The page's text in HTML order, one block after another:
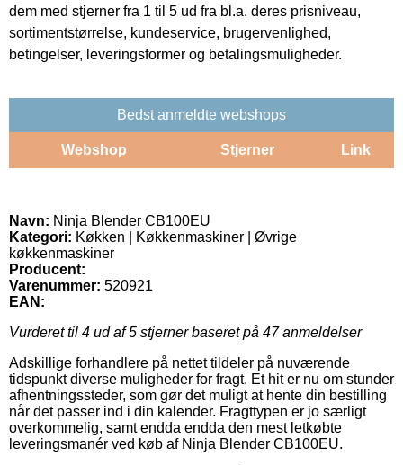
dem med stjerner fra 1 til 5 ud fra bl.a. deres prisniveau,
sortimentstørrelse, kundeservice, brugervenlighed,
betingelser, leveringsformer og betalingsmuligheder.
Bedst anmeldte webshops
Webshop Stjerner Link
Navn: Ninja Blender CB100EU
Kategori: Køkken | Køkkenmaskiner | Øvrige
køkkenmaskiner
Producent:
Varenummer: 520921
EAN:
Vurderet til 4 ud af 5 stjerner baseret på 47anmeldelser
Adskillige forhandlere på nettet tildeler på nuværende
tidspunkt diverse muligheder for fragt. Et hit er nu om stunder
afhentningssteder, som gør det muligt at hente din bestilling
når det passer ind i din kalender. Fragttypen er jo særligt
overkommelig, samt endda endda den mest letkøbte
leveringsmanér ved køb af Ninja Blender CB100EU.